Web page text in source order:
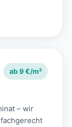
ab 9 €/m²
– wir
fachgerecht